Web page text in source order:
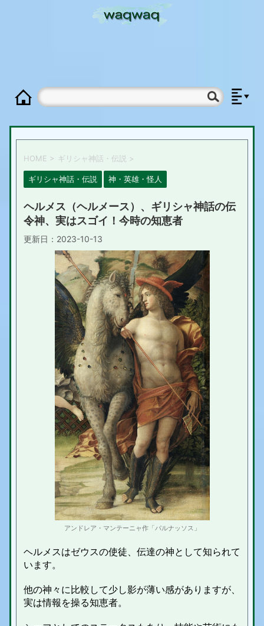
HOME > ギリシャ神話・伝説 >
ギリシャ神話・伝説 神・英雄・怪人
ヘルメス（ヘルメース）、ギリシャ神話の伝
令神、実はスゴイ！今時の知恵者
更新日： 2023-10-13
アンドレア・マンテーニャ作「パルナッソス」
ヘルメスはゼウスの使徒、伝達の神として知られて
います。
他の神々に比較して少し影が薄い感がありますが、
実は情報を操る知恵者。